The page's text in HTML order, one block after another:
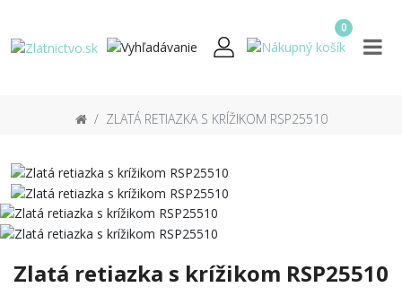
0
ZLATÁ RETIAZKA S KRÍŽIKOM RSP25510
Zlatá retiazka s krížikom RSP25510